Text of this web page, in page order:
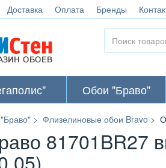
Доставка Оплата Бренды
Обои "Браво"
Флизелиновые обои Bravo
81701BR27